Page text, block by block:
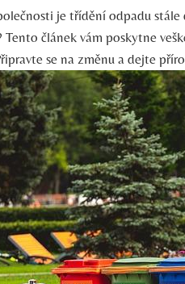
je třídění odpadu
Tento článek vám poskytne
se na změnu a dejte